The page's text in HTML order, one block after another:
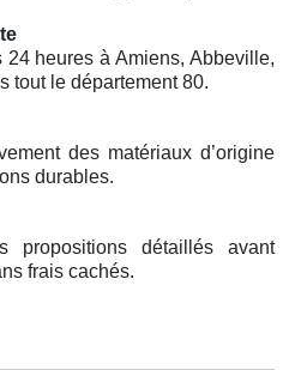
24 heures à Amiens, Abbeville,
tout le département 80.
des matériaux d’origine
durables.
propositions détaillés avant
frais cachés.